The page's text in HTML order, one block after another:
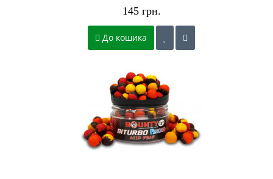
145 грн.
До кошика